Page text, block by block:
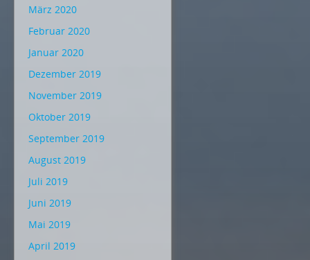
März 2020
Februar 2020
Januar 2020
Dezember 2019
November 2019
Oktober 2019
September 2019
August 2019
Juli 2019
Juni 2019
Mai 2019
April 2019